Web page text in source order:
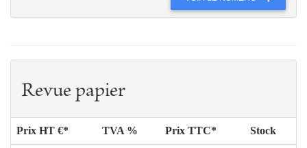
Revue papier
Prix HT €* TVA % Prix TTC* Stock